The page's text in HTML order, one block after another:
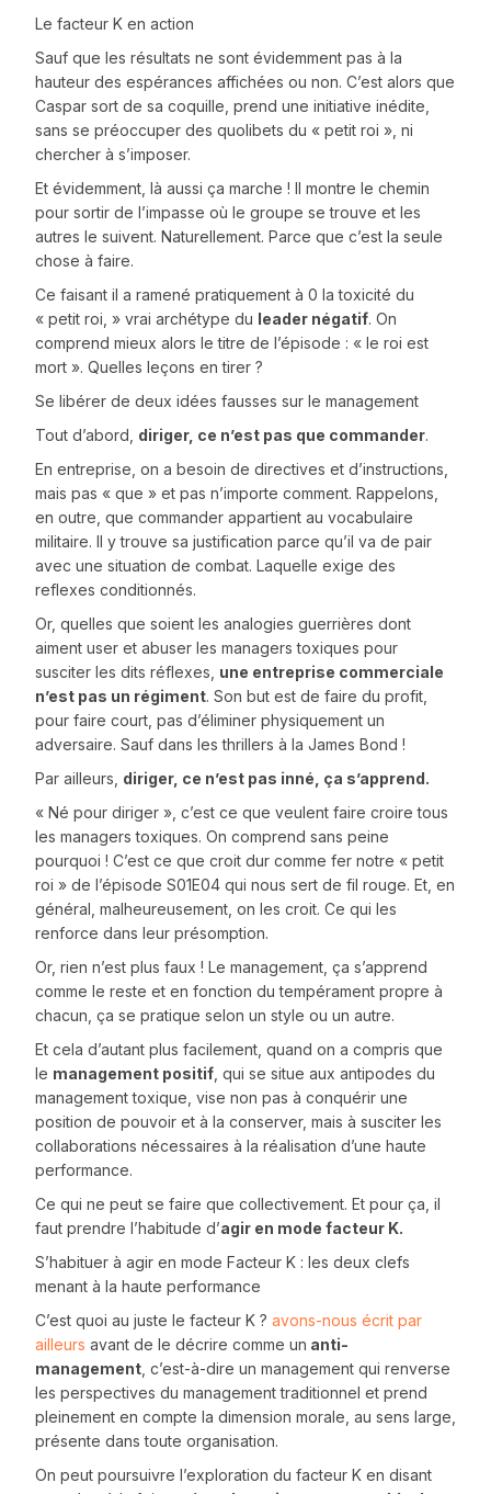
Le facteur K en action
Sauf que les résultats ne sont évidemment pas à la
hauteur des espérances affichées ou non. C’est alors que
Caspar sort de sa coquille, prend une initiative inédite,
sans se préoccuper des quolibets du « petit roi », ni
chercher à s’imposer.
Et évidemment, là aussi ça marche ! Il montre le chemin
pour sortir de l’impasse où le groupe se trouve et les
autres le suivent. Naturellement. Parce que c’est la seule
chose à faire.
Ce faisant il a ramené pratiquement à 0 la toxicité du
« petit roi, » vrai archétype du leader négatif. On
comprend mieux alors le titre de l’épisode : « le roi est
mort ». Quelles leçons en tirer ?
Se libérer de deux idées fausses sur le management
Tout d’abord, diriger, ce n’est pas que commander.
En entreprise, on a besoin de directives et d’instructions,
mais pas « que » et pas n’importe comment. Rappelons,
en outre, que commander appartient au vocabulaire
militaire. Il y trouve sa justification parce qu’il va de pair
avec une situation de combat. Laquelle exige des
reflexes conditionnés.
Or, quelles que soient les analogies guerrières dont
aiment user et abuser les managers toxiques pour
susciter les dits réflexes, une entreprise commerciale
n’est pas un régiment. Son but est de faire du profit,
pour faire court, pas d’éliminer physiquement un
adversaire. Sauf dans les thrillers à la James Bond !
Par ailleurs, diriger, ce n’est pas inné, ça s’apprend.
« Né pour diriger », c’est ce que veulent faire croire tous
les managers toxiques. On comprend sans peine
pourquoi ! C’est ce que croit dur comme fer notre « petit
roi » de l’épisode S01E04 qui nous sert de fil rouge. Et, en
général, malheureusement, on les croit. Ce qui les
renforce dans leur présomption.
Or, rien n’est plus faux ! Le management, ça s’apprend
comme le reste et en fonction du tempérament propre à
chacun, ça se pratique selon un style ou un autre.
Et cela d’autant plus facilement, quand on a compris que
le management positif, qui se situe aux antipodes du
management toxique, vise non pas à conquérir une
position de pouvoir et à la conserver, mais à susciter les
collaborations nécessaires à la réalisation d’une haute
performance.
Ce qui ne peut se faire que collectivement. Et pour ça, il
faut prendre l’habitude d’agir en mode facteur K.
S’habituer à agir en mode Facteur K : les deux clefs
menant à la haute performance
C’est quoi au juste le facteur K ? avons-nous écrit par
ailleurs avant de le décrire comme un anti-
management, c’est-à-dire un management qui renverse
les perspectives du management traditionnel et prend
pleinement en compte la dimension morale, au sens large,
présente dans toute organisation.
On peut poursuivre l’exploration du facteur K en disant